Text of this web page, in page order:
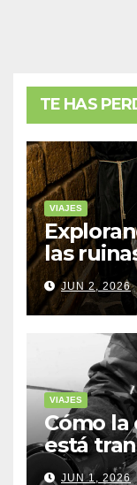
TE HAS
VIAJES
las
deJUN 2, 2026
VIAJES
Cómo
está
JUN 1, 2026